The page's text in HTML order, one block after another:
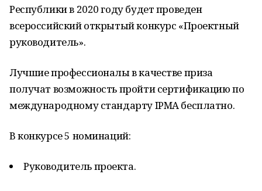
Республики в 2020 году будет проведен
всероссийский открытый конкурс «Проектный
руководитель».
Лучшие профессионалы в качестве приза
получат возможность пройти сертификацию по
международному стандарту IPMA бесплатно.
В конкурсе 5 номинаций:
Руководитель проекта.